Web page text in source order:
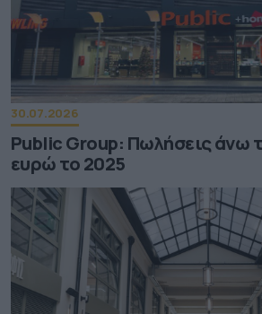
30.07.2026
Public Group: Πωλήσεις άνω
ευρώ το 2025